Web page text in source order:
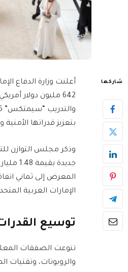
شاركها
642 مليون دولار
والتدريب “سيمتكس” 2026 في أبوظبي. هذا النشاط المكثف في
بتعزيز قدراتها
وذكر مجلس التوازن
المعرض إلى ثماني
الإمارات العربية
توسيع القدرات
تنوعت الصفقات
والروبوتات، وتقنيات